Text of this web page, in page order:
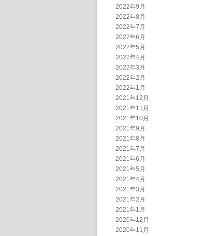
2022年9月
2022年8月
2022年7月
2022年6月
2022年5月
2022年4月
2022年3月
2022年2月
2022年1月
2021年12月
2021年11月
2021年10月
2021年9月
2021年8月
2021年7月
2021年6月
2021年5月
2021年4月
2021年3月
2021年2月
2021年1月
2020年12月
2020年11月